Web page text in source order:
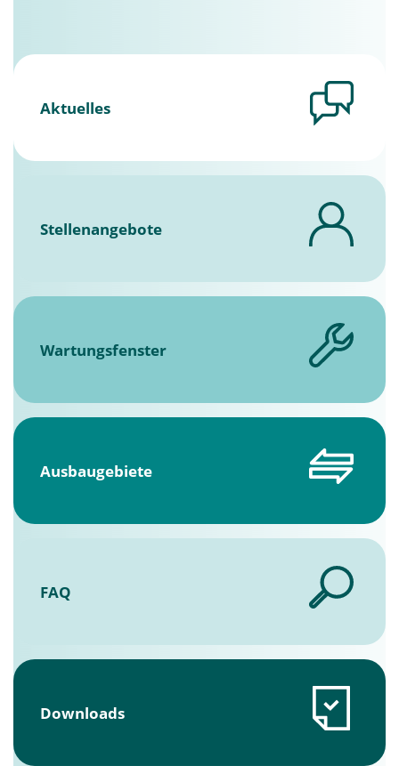
Aktuelles
Stellenangebote
Wartungsfenster
Ausbaugebiete
FAQ
Downloads